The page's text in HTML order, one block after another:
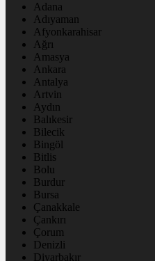
Adana
Adıyaman
Afyonkarahisar
Ağrı
Amasya
Ankara
Antalya
Artvin
Aydın
Balıkesir
Bilecik
Bingöl
Bitlis
Bolu
Burdur
Bursa
Çanakkale
Çankırı
Çorum
Denizli
Diyarbakır